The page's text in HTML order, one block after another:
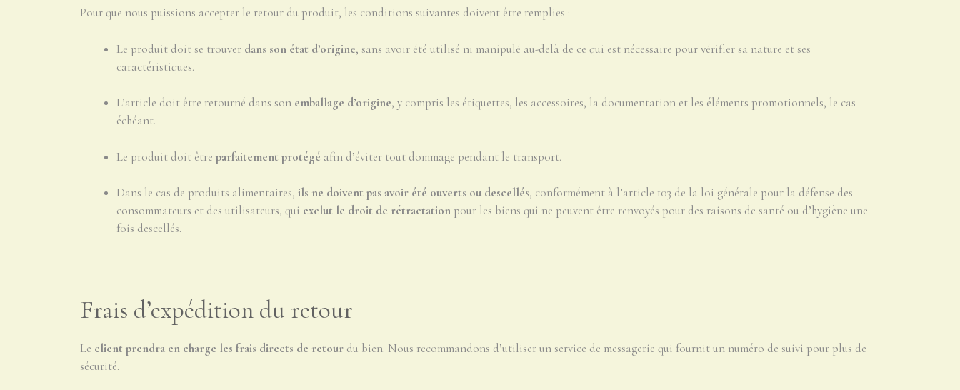
Pour que nous puissions accepter le retour du produit, les conditions suivantes doivent être remplies :
Le produit doit se trouver dans son état d’origine, sans avoir été utilisé ni manipulé au-delà de ce qui est nécessaire pour vérifier sa nature et ses
caractéristiques.
L’article doit être retourné dans son emballage d’origine, y compris les étiquettes, les accessoires, la documentation et les éléments promotionnels, le cas
échéant.
Le produit doit être parfaitement protégé afin d’éviter tout dommage pendant le transport.
Dans le cas de produits alimentaires, ils ne doivent pas avoir été ouverts ou descellés, conformément à l’article 103 de la loi générale pour la défense des
consommateurs et des utilisateurs, qui exclut le droit de rétractation pour les biens qui ne peuvent être renvoyés pour des raisons de santé ou d’hygiène une
fois descellés.
Frais d’expédition du retour
Le client prendra en charge les frais directs de retour du bien. Nous recommandons d’utiliser un service de messagerie qui fournit un numéro de suivi pour plus de
sécurité.